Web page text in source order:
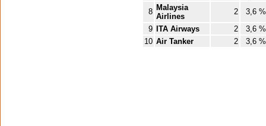
8 Malaysia
Airlines
2
3,6 %
9
ITA Airways 2
3,6 %
10 Air Tanker 2 3,6 %